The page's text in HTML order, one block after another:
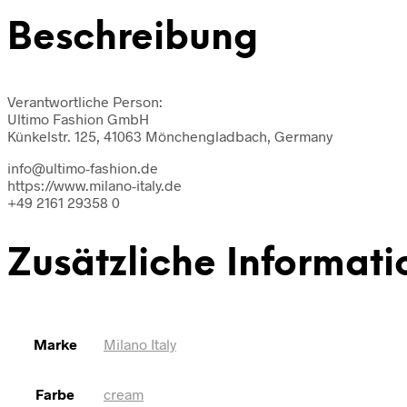
Beschreibung
Verantwortliche Person:
Ultimo Fashion GmbH
Künkelstr. 125, 41063 Mönchengladbach, Germany
info@ultimo-fashion.de
https://www.milano-italy.de
+49 2161 29358 0
Zusätzliche
Marke Milano Italy
Farbe cream